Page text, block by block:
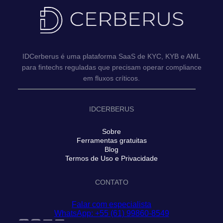
IDCerberus é uma plataforma SaaS de KYC, KYB e AML
para fintechs reguladas que precisam operar compliance
em fluxos críticos.
IDCERBERUS
Sobre
Ferramentas gratuitas
Blog
Termos de Uso e Privacidade
CONTATO
Falar com especialista
WhatsApp: +55 (61) 99860-8549